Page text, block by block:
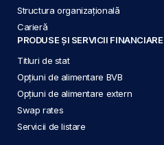
Structura organizațională
Carieră
PRODUSE ȘI SERVICII FINANCIARE
Titluri de stat
Opțiuni de alimentare BVB
Opțiuni de alimentare extern
Swap rates
Servicii de listare